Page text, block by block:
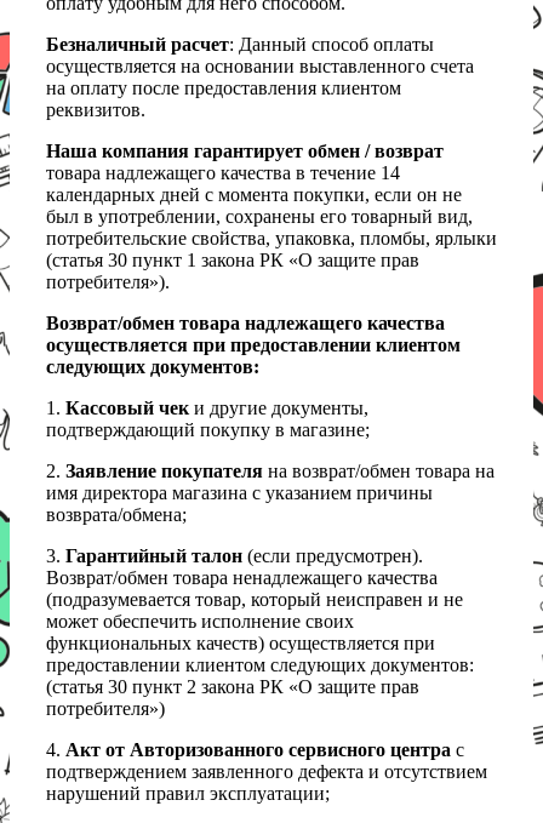
Безналичный расчет: Данный способ оплаты
осуществляется на основании выставленного счета
на оплату после предоставления клиентом
реквизитов.
Наша компания гарантирует обмен / возврат
товара надлежащего качества в течение 14
календарных дней с момента покупки, если он не
был в употреблении, сохранены его товарный вид,
потребительские свойства, упаковка, пломбы, ярлыки
(статья 30 пункт 1 закона РК «О защите прав
потребителя»).
Возврат/обмен товара надлежащего качества
осуществляется при предоставлении клиентом
следующих документов:
1. Кассовый чеки другие документы,
подтверждающий покупку в магазине;
2. Заявление покупателя на возврат/обмен товара на
имя директора магазина с указанием причины
возврата/обмена;
3. Гарантийный талон (если предусмотрен).
Возврат/обмен товара ненадлежащего качества
(подразумевается товар, который неисправен и не
может обеспечить исполнение своих
функциональных качеств) осуществляется при
предоставлении клиентом следующих документов:
(статья 30 пункт 2 закона РК «О защите прав
потребителя»)
4. Акт от Авторизованного сервисного центра с
подтверждением заявленного дефекта и отсутствием
нарушений правил эксплуатации;